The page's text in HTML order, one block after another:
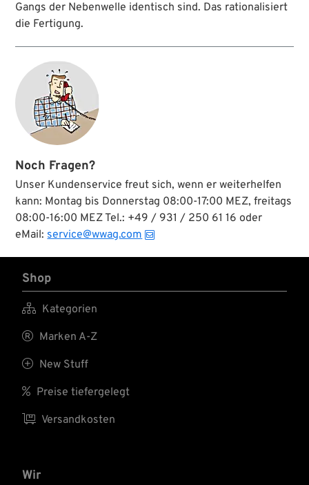
Gangs der Nebenwelle identisch sind. Das rationalisiert
die Fertigung.
Noch Fragen?
Unser Kundenservice freut sich, wenn er weiterhelfen
kann: Montag bis Donnerstag 08:00-17:00 MEZ, freitags
08:00-16:00 MEZ Tel.: +49 / 931 / 250 61 16 oder
eMail:service@wwag.com
Shop
 Kategorien
 Marken A-Z
 New Stuff
 Preise tiefergelegt
 Versandkosten
Wir